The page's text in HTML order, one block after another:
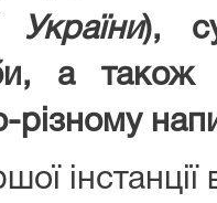
),
а також
різному